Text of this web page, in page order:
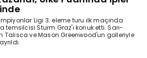
Ligi 3. eleme turu ilk maçında
temsilcisi Sturm Graz'ı konuk etti. Sarı-
Talisca ve Mason Greenwood'un golleriyle